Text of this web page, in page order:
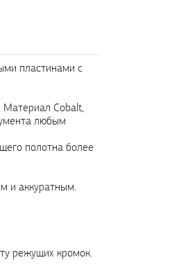
пластинами с
Материал Cobalt,
любым
полотна более
и аккуратным.
режущих кромок.